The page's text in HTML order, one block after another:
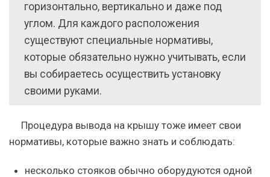
горизонтально, вертикально и даже под
углом. Для каждого расположения
существуют специальные нормативы,
которые обязательно нужно учитывать, если
вы собираетесь осуществить установку
своими руками.
Процедура вывода на крышу тоже имеет свои
нормативы, которые важно знать и соблюдать:
несколько стояков обычно оборудуются одной